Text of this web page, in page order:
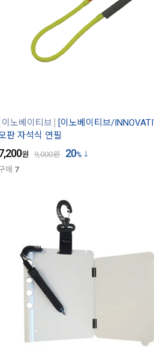
이노베이티브
[이노베이티브/
판 자석식 연필
원 9,000원 20%
매 7